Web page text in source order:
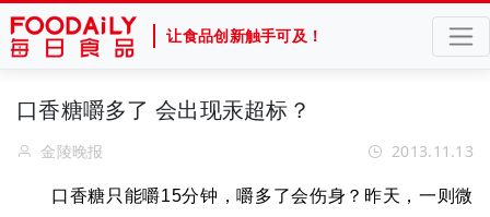
让食品创新触手可及！
口香糖嚼多了 会出现汞超标？
金陵晚报 2013.11.13
口香糖只能嚼15分钟，嚼多了会伤身？昨天，一则微